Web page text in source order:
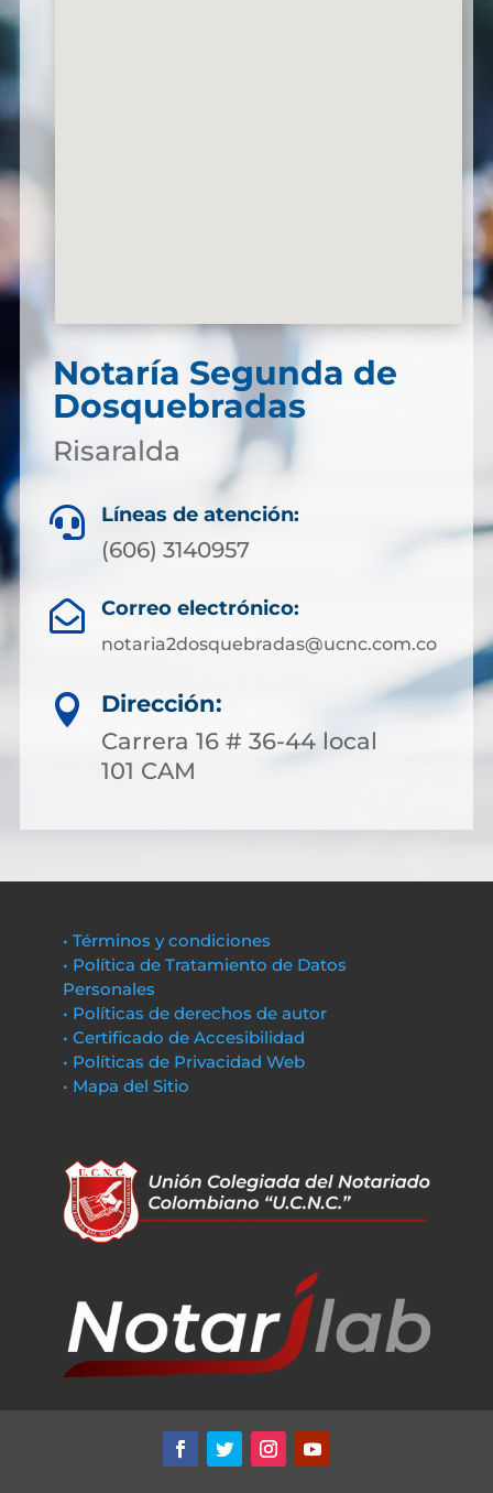
Notaría Segunda de
Dosquebradas
Risaralda
 Líneas de atención:
(606) 3140957
 Correo electrónico:
notaria2dosquebradas@ucnc.com.co

Dirección:
Carrera 16 # 36-44 local
101 CAM
• Términos y condiciones
• Política de Tratamiento de Datos
Personales
• Políticas de derechos de autor
• Certificado de Accesibilidad
• Políticas de Privacidad Web
• Mapa del Sitio